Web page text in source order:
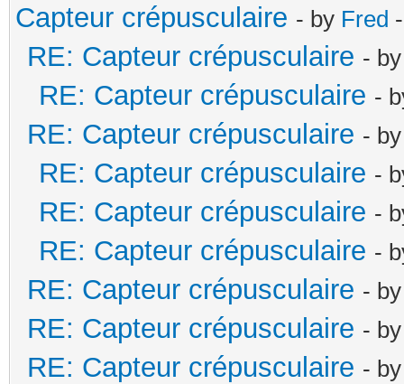
Capteur crépusculaire - by Fred
RE: Capteur crépusculaire -
RE: Capteur crépusculaire -
RE: Capteur crépusculaire -
RE: Capteur crépusculaire -
RE: Capteur crépusculaire -
RE: Capteur crépusculaire -
RE: Capteur crépusculaire -
RE: Capteur crépusculaire -
RE: Capteur crépusculaire -